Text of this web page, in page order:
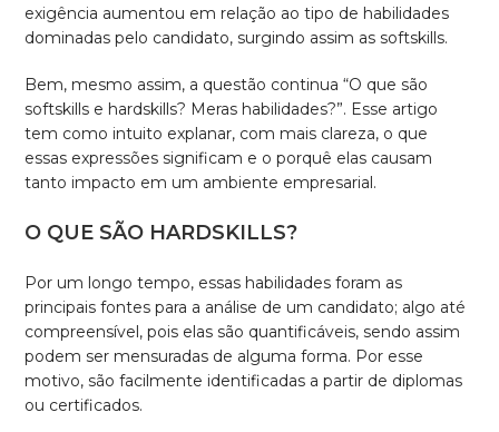
exigência aumentou em relação ao tipo de habilidades
dominadas pelo candidato, surgindo assim as softskills.
Bem, mesmo assim, a questão continua “O que são
softskills e hardskills? Meras habilidades?”. Esse artigo
tem como intuito explanar, com mais clareza, o que
essas expressões significam e o porquê elas causam
tanto impacto em um ambiente empresarial.
O QUE SÃO HARDSKILLS?
Por um longo tempo, essas habilidades foram as
principais fontes para a análise de um candidato; algo até
compreensível, pois elas são quantificáveis, sendo assim
podem ser mensuradas de alguma forma. Por esse
motivo, são facilmente identificadas a partir de diplomas
ou certificados.